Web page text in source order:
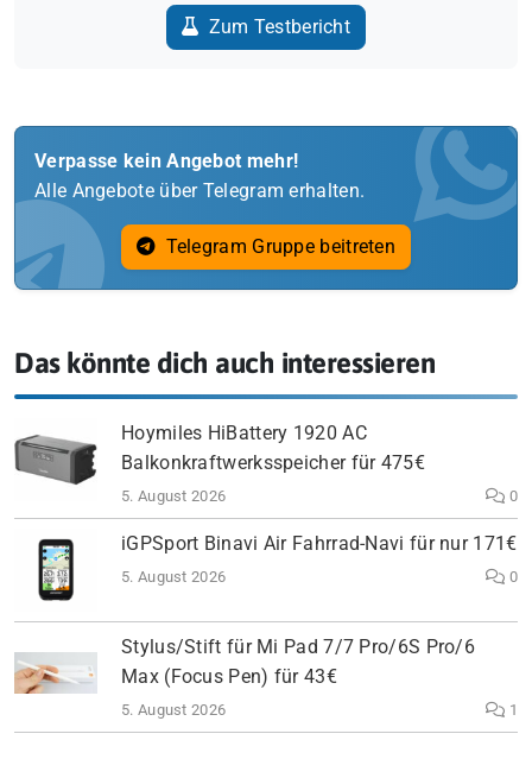
Zum Testbericht
Verpasse kein Angebot mehr!
Alle Angebote über Telegram erhalten.
Telegram Gruppe beitreten
Das könnte dich auch interessieren
Hoymiles HiBattery 1920 AC
Balkonkraftwerksspeicher für 475€
5. August 2026 0
iGPSport Binavi Air Fahrrad-Navi für nur 171€
5. August 2026 0
Stylus/Stift für Mi Pad 7/7 Pro/6S Pro/6
Max (Focus Pen) für 43€
5. August 2026 1